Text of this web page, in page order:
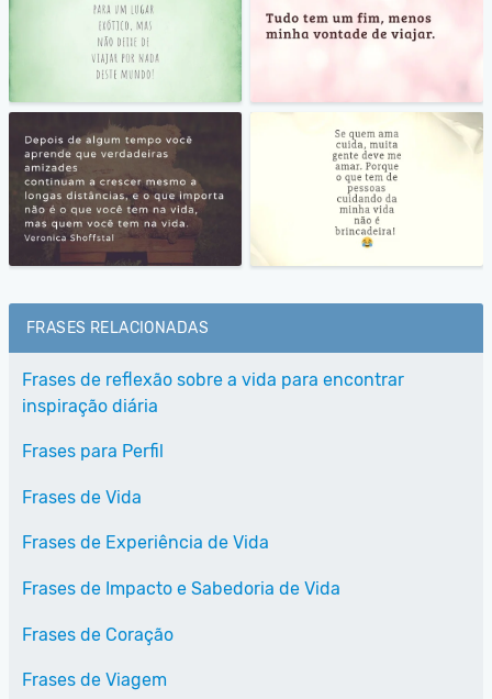
FRASES RELACIONADAS
Frases de reflexão sobre a vida para encontrar
inspiração diária
Frases para Perfil
Frases de Vida
Frases de Experiência de Vida
Frases de Impacto e Sabedoria de Vida
Frases de Coração
Frases de Viagem